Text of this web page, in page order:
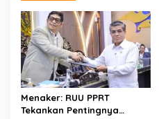
v
i
g
a
t
i
Menaker: RUU PPRT
Tekankan Pentingnya